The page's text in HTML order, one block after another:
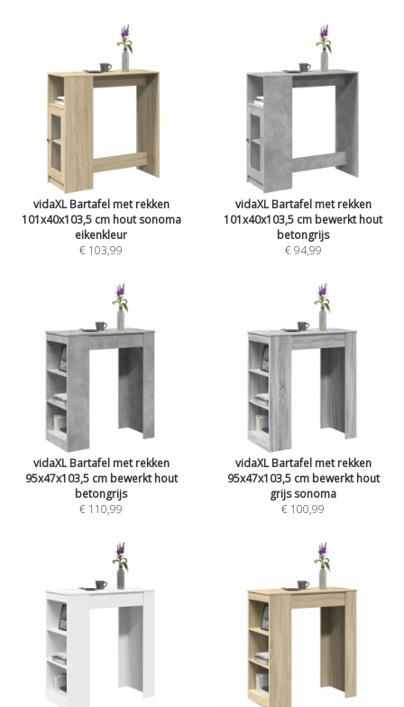
vidaXL Bartafel met rekken
101x40x103,5 cm hout sonoma
eikenkleur
€ 103,99
vidaXL Bartafel met rekken
101x40x103,5 cm bewerkt hout
betongrijs
€ 94,99
vidaXL Bartafel met rekken
95x47x103,5 cm bewerkt hout
betongrijs
€ 110,99
vidaXL Bartafel met rekken
95x47x103,5 cm bewerkt hout
grijs sonoma
€ 100,99